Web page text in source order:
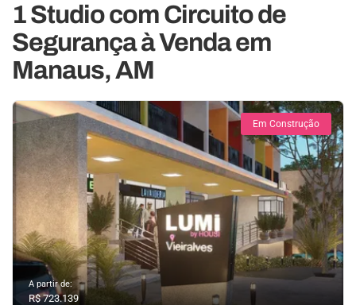
1 Studio com Circuito de
Segurança à Venda em
Manaus, AM
Em Construção
A partir de:
R$ 723.139